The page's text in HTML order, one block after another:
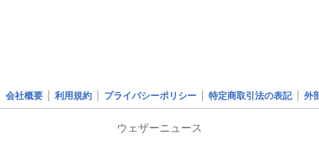
会社概要 利用規約 プライバシーポリシー 特定商取引法の表記 外
ウェザーニュース